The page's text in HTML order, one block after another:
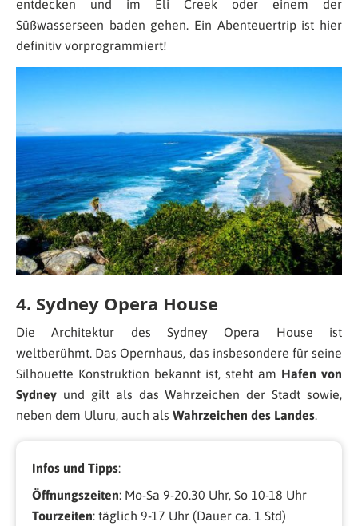
entdecken und im Eli Creek oder einem der
Süßwasserseen baden gehen. Ein Abenteuertrip ist hier
definitiv vorprogrammiert!
4. Sydney Opera House
Die Architektur des Sydney Opera House ist
weltberühmt. Das Opernhaus, das insbesondere für seine
Silhouette Konstruktion bekannt ist, steht am Hafen von
Sydney und gilt als das Wahrzeichen der Stadt sowie,
neben dem Uluru, auch als Wahrzeichen des Landes.
Infos und Tipps:
Öffnungszeiten: Mo-Sa 9-20.30 Uhr, So 10-18 Uhr
Tourzeiten: täglich 9-17 Uhr (Dauer ca. 1 Std)